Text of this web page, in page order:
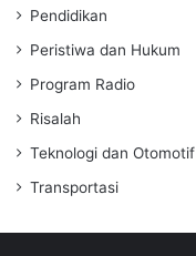
Pendidikan
Peristiwa dan Hukum
Program Radio
Risalah
Teknologi dan Otomotif
Transportasi